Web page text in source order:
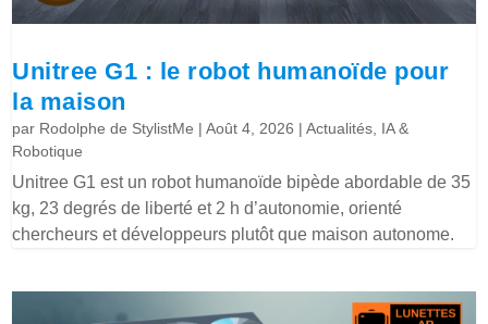
Unitree G1 : le robot humanoïde pour
la maison
par Rodolphe de StylistMe |Août 4, 2026 |Actualités IA &
Robotique
Unitree G1 est un robot humanoïde bipède abordable de 35
kg, 23 degrés de liberté et 2 h d’autonomie, orienté
chercheurs et développeurs plutôt que maison autonome.